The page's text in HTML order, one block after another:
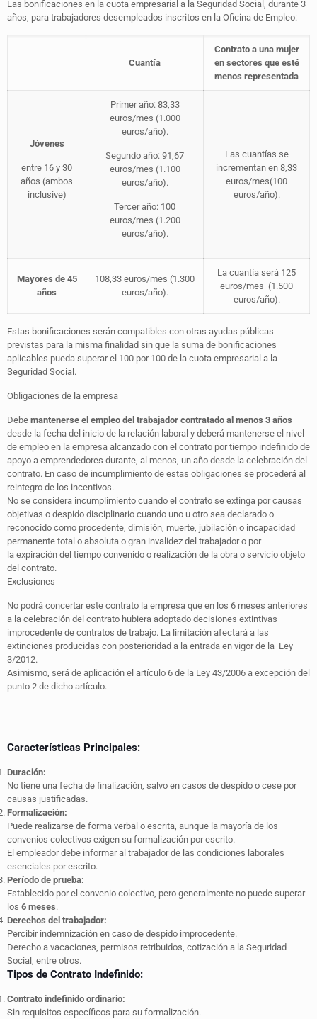
Las bonificaciones en la cuota empresarial a la Seguridad Social, durante 3
años, para trabajadores desempleados inscritos en la Oficina de Empleo:
Cuantía
Contrato a una mujer
en sectores que esté
menos representada
Jóvenes
entre 16 y 30
años (ambos
inclusive)
Primer año: 83,33
euros/mes (1.000
euros/año).
Segundo año: 91,67
euros/mes (1.100
euros/año).
Tercer año: 100
euros/mes (1.200
euros/año).
Las cuantías se
incrementan en 8,33
euros/mes(100
euros/año).
Mayores de 45
años
108,33 euros/mes (1.300
euros/año).
La cuantía será 125
euros/mes (1.500
euros/año).
Estas bonificaciones serán compatibles con otras ayudas públicas
previstas para la misma finalidad sin que la suma de bonificaciones
aplicables pueda superar el 100 por 100 de la cuota empresarial a la
Seguridad Social.
Obligaciones de la empresa
Debe mantenerse el empleo del trabajador contratado al menos 3 años
desde la fecha del inicio de la relación laboral y deberá mantenerse el nivel
de empleo en la empresa alcanzado con el contrato por tiempo indefinido de
apoyo a emprendedores durante, al menos, un año desde la celebración del
contrato. En caso de incumplimiento de estas obligaciones se procederá al
reintegro de los incentivos.
No se considera incumplimiento cuando el contrato se extinga por causas
objetivas o despido disciplinario cuando uno u otro sea declarado o
reconocido como procedente, dimisión, muerte, jubilación o incapacidad
permanente total o absoluta o gran invalidez del trabajador o por
la expiración del tiempo convenido o realización de la obra o servicio objeto
del contrato.
Exclusiones
No podrá concertar este contrato la empresa que en los 6 meses anteriores
a la celebración del contrato hubiera adoptado decisiones extintivas
improcedente de contratos de trabajo. La limitación afectará a las
extinciones producidas con posterioridad a la entrada en vigor de la Ley
3/2012.
Asimismo, será de aplicación el artículo 6 de la Ley 43/2006 a excepción del
punto 2 de dicho artículo.
Características Principales:
Duración:
No tiene una fecha de finalización, salvo en casos de despido o cese por
causas justificadas.
Formalización:
Puede realizarse de forma verbal o escrita, aunque la mayoría de los
convenios colectivos exigen su formalización por escrito.
El empleador debe informar al trabajador de las condiciones laborales
esenciales por escrito.
Período de prueba:
Establecido por el convenio colectivo, pero generalmente no puede superar
los 6 meses.
Derechos del trabajador:
Percibir indemnización en caso de despido improcedente.
Derecho a vacaciones, permisos retribuidos, cotización a la Seguridad
Social, entre otros.
Tipos de Contrato Indefinido:
Contrato indefinido ordinario:
Sin requisitos específicos para su formalización.